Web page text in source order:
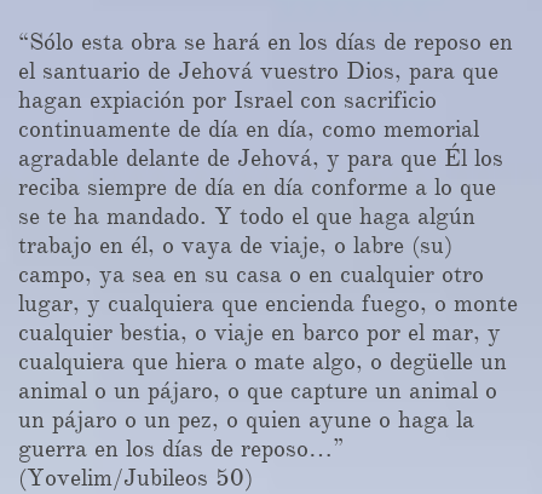
“Sólo esta obra se hará en los días de reposo en
el santuario de Jehová vuestro Dios, para que
hagan expiación por Israel con sacrificio
continuamente de día en día, como memorial
agradable delante de Jehová, y para que Él los
reciba siempre de día en día conforme a lo que
se te ha mandado. Y todo el que haga algún
trabajo en él, o vaya de viaje, o labre (su)
campo, ya sea en su casa o en cualquier otro
lugar, y cualquiera que encienda fuego, o monte
cualquier bestia, o viaje en barco por el mar, y
cualquiera que hiera o mate algo, o degüelle un
animal o un pájaro, o que capture un animal o
un pájaro o un pez, o quien ayune o haga la
guerra en los días de reposo…”
(Yovelim/Jubileos 50)